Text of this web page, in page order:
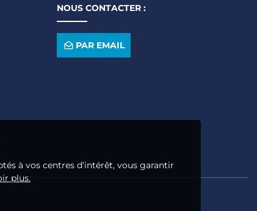
NOUS CONTACTER :
PAR EMAIL
à vos centres d’intérêt, vous garantir
plus.